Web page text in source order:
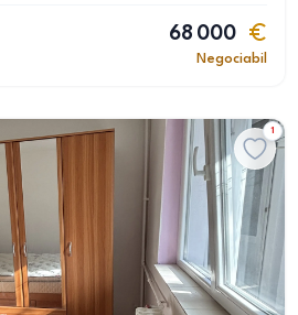
68 000
Negociabil
1